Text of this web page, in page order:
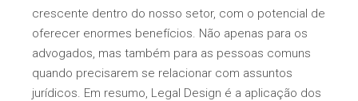
crescente dentro do nosso setor, com o potencial de
oferecer enormes benefícios. Não apenas para os
advogados, mas também para as pessoas comuns
quando precisarem se relacionar com assuntos
jurídicos. Em resumo, Legal Design é a aplicação dos